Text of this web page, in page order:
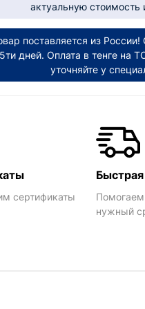
актуальную стоимость
поставляется из России!
5ти дней. Оплата в тенге на
уточняйте у
сертификаты
Помогаем
нужный